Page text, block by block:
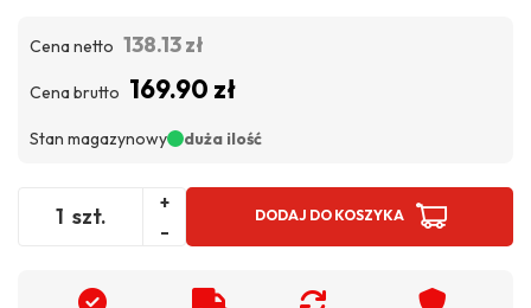
Cena netto 138.13 zł
Cena brutto 169.90 zł
Stan magazynowy duża ilość
szt.
+
-
DODAJ DO KOSZYKA